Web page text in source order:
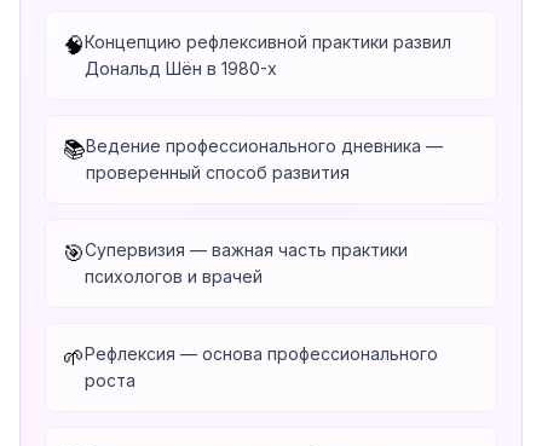
🧠Концепцию рефлексивной практики развил
Дональд Шён в 1980-х
📚Ведение профессионального дневника —
проверенный способ развития
🎯Супервизия — важная часть практики
психологов и врачей
🌱Рефлексия — основа профессионального
роста